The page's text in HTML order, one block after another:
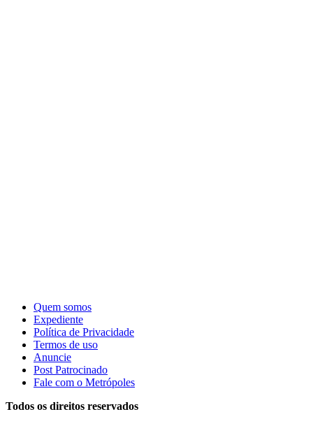
Quem somos
Expediente
Política de Privacidade
Termos de uso
Anuncie
Post Patrocinado
Fale com o Metrópoles
Todos os direitos reservados